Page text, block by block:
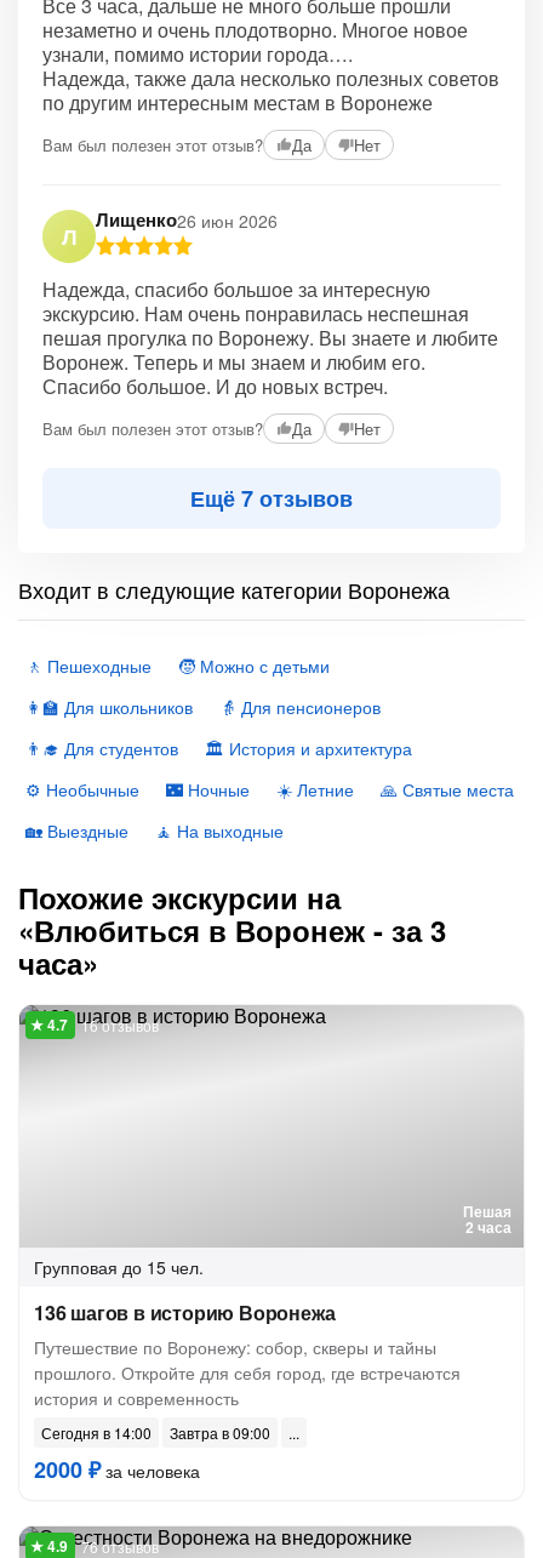
незаметно и очень плодотворно. Многое новое
узнали, помимо истории города….
Надежда, также дала несколько полезных советов
по другим интересным местам в Воронеже
Вам был полезен этот отзыв? Да Нет
Л
Лищенко26 июн 2026
Надежда, спасибо большое за интересную
экскурсию. Нам очень понравилась неспешная
пешая прогулка по Воронежу. Вы знаете и любите
Воронеж. Теперь и мы знаем и любим его.
Спасибо большое. И до новых встреч.
Вам был полезен этот отзыв? Да Нет
Ещё 7 отзывов
Входит в следующие категории Воронежа
🚶 Пешеходные
🧒 Можно с детьми
👩‍🏫 Для школьников
👵 Для пенсионеров
👨‍🎓 Для студентов
🏛 История и архитектура
⚙️ Необычные
🌃 Ночные ☀️ Летние
🙏 Святые места
🏡 Выездные
🧘 На выходные
Похожие экскурсии на
«Влюбиться в Воронеж - за 3
часа»
Пешая
2 часа
16 отзывов
Групповая до 15 чел.
136 шагов в историю Воронежа
Путешествие по Воронежу: собор, скверы и тайны
прошлого. Откройте для себя город, где встречаются
история и современность
Сегодня в 14:00 Завтра в 09:00
2000 ₽за человека
76 отзывов